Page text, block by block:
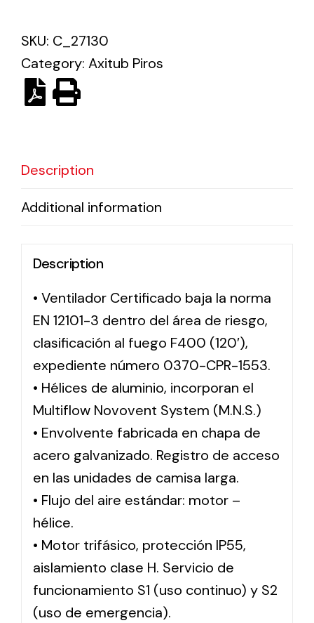
Solar lighting
SKU: C_27130
Category: Axitub Piros
Description
Additional information
Description
• Ventilador Certificado baja la norma
EN 12101-3 dentro del área de riesgo,
clasificación al fuego F400 (120′),
expediente número 0370-CPR-1553.
• Hélices de aluminio, incorporan el
Multiflow Novovent System (M.N.S.)
• Envolvente fabricada en chapa de
acero galvanizado. Registro de acceso
en las unidades de camisa larga.
• Flujo del aire estándar: motor –
hélice.
• Motor trifásico, protección IP55,
aislamiento clase H. Servicio de
funcionamiento S1 (uso continuo) y S2
(uso de emergencia).